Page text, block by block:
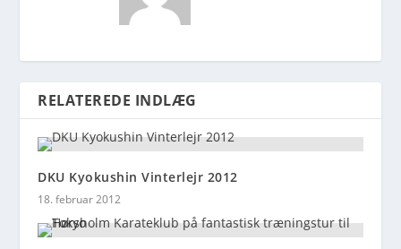
RELATEREDE INDLÆG
DKU Kyokushin Vinterlejr 2012
18. februar 2012